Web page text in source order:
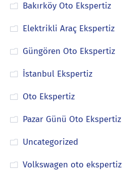
Bakırköy Oto Ekspertiz
Elektrikli Araç Ekspertiz
Güngören Oto Ekspertiz
İstanbul Ekspertiz
Oto Ekspertiz
Pazar Günü Oto Ekspertiz
Uncategorized
Volkswagen oto ekspertiz